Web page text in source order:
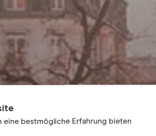
eine bestmögliche Erfahrung bieten